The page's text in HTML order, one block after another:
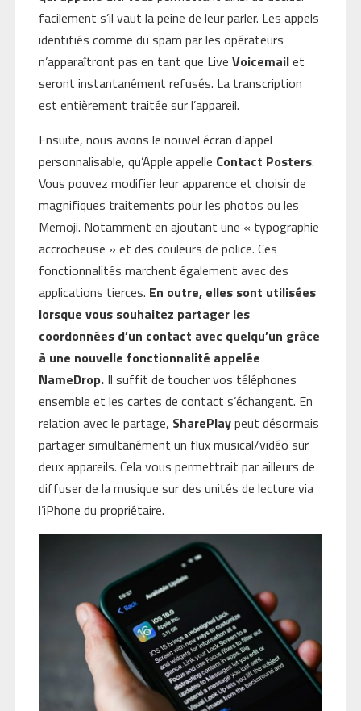
facilement s’il vaut la peine de leur parler. Les appels
identifiés comme du spam par les opérateurs
n’apparaîtront pas en tant que Live Voicemailet
seront instantanément refusés. La transcription
est entièrement traitée sur l’appareil.
Ensuite, nous avons le nouvel écran d’appel
personnalisable, qu’Apple appelle Contact Posters.
Vous pouvez modifier leur apparence et choisir de
magnifiques traitements pour les photos ou les
Memoji. Notamment en ajoutant une « typographie
accrocheuse » et des couleurs de police. Ces
fonctionnalités marchent également avec des
applications tierces. En outre, elles sont utilisées
lorsque vous souhaitez partager les
coordonnées d’un contact avec quelqu’un grâce
à une nouvelle fonctionnalité appelée
NameDrop.Il suffit de toucher vos téléphones
ensemble et les cartes de contact s’échangent. En
relation avec le partage, SharePlaypeut désormais
partager simultanément un flux musical/vidéo sur
deux appareils. Cela vous permettrait par ailleurs de
diffuser de la musique sur des unités de lecture via
l’iPhone du propriétaire.